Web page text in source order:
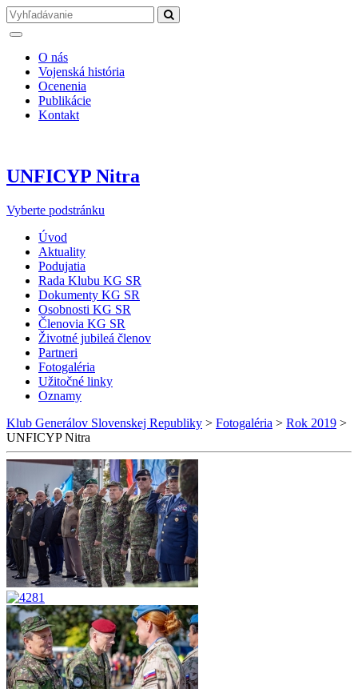
O nás
Vojenská história
Ocenenia
Publikácie
Kontakt
UNFICYP Nitra
Vyberte podstránku
Úvod
Aktuality
Podujatia
Rada Klubu KG SR
Dokumenty KG SR
Osobnosti KG SR
Členovia KG SR
Životné jubileá členov
Partneri
Fotogaléria
Užitočné linky
Oznamy
Klub Generálov Slovenskej Republiky > Fotogaléria > Rok 2019 >
UNFICYP Nitra